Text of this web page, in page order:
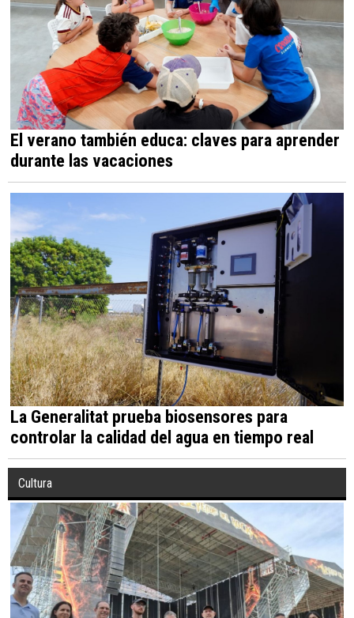
El verano también educa: claves para aprender
durante las vacaciones
La Generalitat prueba biosensores para
controlar la calidad del agua en tiempo real
Cultura